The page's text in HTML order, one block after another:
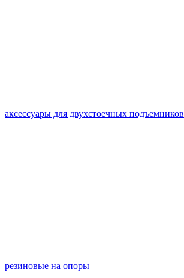
аксессуары для двухстоечных подъемников
резиновые на опоры